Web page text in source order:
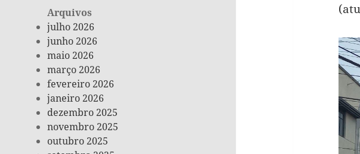
Arquivos
julho 2026
junho 2026
maio 2026
março 2026
fevereiro 2026
janeiro 2026
dezembro 2025
novembro 2025
outubro 2025